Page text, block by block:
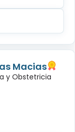
Macias
y Obstetricia